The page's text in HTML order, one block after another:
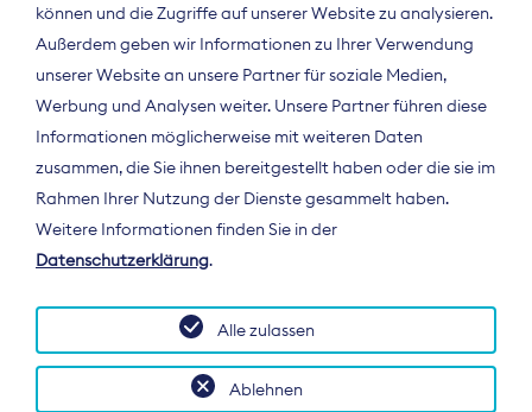
Der Bundesverband Digitalpublisher und
Zeitungsverleger (BDZV) vertritt als
Spitzenorganisation die Interessen der
Deutschland und auf EU-Ebene.
können und die Zugriffe auf unserer Website zu analysieren.
Außerdem geben wir Informationen zu Ihrer Verwendung
unserer Website an unsere Partner für soziale Medien,
Werbung und Analysen weiter. Unsere Partner führen diese
Informationen möglicherweise mit weiteren Daten
zusammen, die Sie ihnen bereitgestellt haben oder die sie im
Rahmen Ihrer Nutzung der Dienste gesammelt haben.
Weitere Informationen finden Sie in der
Datenschutzerklärung.
Ablehnen
Alle zulassen